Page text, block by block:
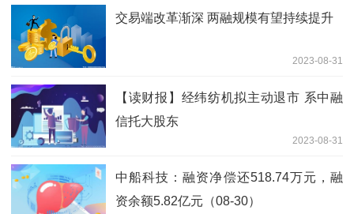
交易端改革渐深 两融规模有望持续提升
2023-08-31
【读财报】经纬纺机拟主动退市 系中融
信托大股东
2023-08-31
中船科技：融资净偿还518.74万元，融
资余额5.82亿元（08-30）